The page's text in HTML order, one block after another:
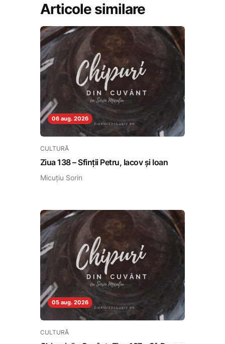
Articole similare
06 aug. 2026
CULTURĂ
Ziua 138 – Sfinții Petru, Iacov și Ioan
Micuțiu Sorin
05 aug. 2026
CULTURĂ